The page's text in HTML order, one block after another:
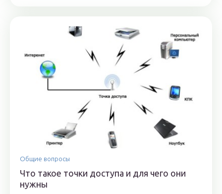
Общие вопросы
Что такое точки доступа и для чего они
нужны